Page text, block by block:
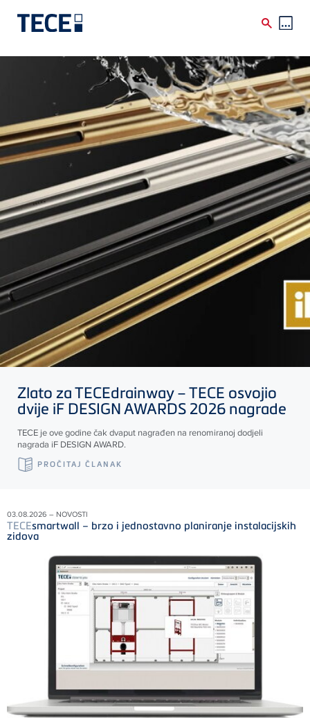
Skip to main content
Zlato zaTECEdrainway –TECE osvojio
dvije iF DESIGN AWARDS 2026 nagrade
TECE je ove godine čak dvaput nagrađen na renomiranoj dodjeli
nagrada iF DESIGN AWARD.
PROČITAJ ČLANAK
03.08.2026 – NOVOSTI
TECEsmartwall – brzo i jednostavno planiranje instalacijskih
zidova